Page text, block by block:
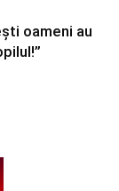
oameni au